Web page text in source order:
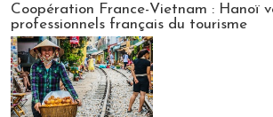
Coopération France-Vietnam : Hanoï
professionnels français du tourisme